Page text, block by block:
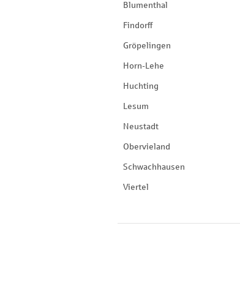
Blumenthal
Findorff
Gröpelingen
Horn-Lehe
Huchting
Lesum
Neustadt
Obervieland
Schwachhausen
Viertel